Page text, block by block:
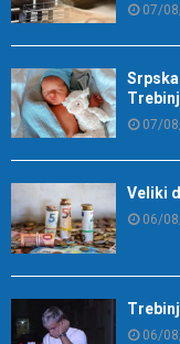
07/
07/
Veliki
06/
06/